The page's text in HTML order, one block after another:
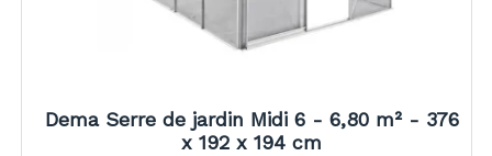
Dema Serre de jardin Midi 6 - 6,80 m² - 376
x 192 x 194 cm